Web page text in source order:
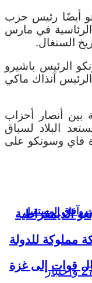
وآفاق المستقبل
هو أيضًا رئيس حزب
الرئاسية في مارس
السنغال.
الرئيس باشيرو
آنذاك ماكي
بين أنصار أحزاب
البلاد لسباق
فاي وسونكو على
مملوكة للدولة
قوات إلى غزة